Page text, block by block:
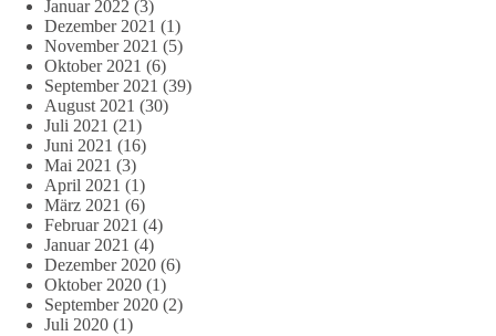
Januar 2022 (3)
Dezember 2021 (1)
November 2021 (5)
Oktober 2021 (6)
September 2021 (39)
August 2021 (30)
Juli 2021 (21)
Juni 2021 (16)
Mai 2021 (3)
April 2021 (1)
März 2021 (6)
Februar 2021 (4)
Januar 2021 (4)
Dezember 2020 (6)
Oktober 2020 (1)
September 2020 (2)
Juli 2020 (1)